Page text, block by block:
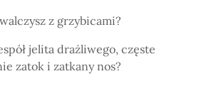
z grzybicami?
jelita drażliwego, częste
zatok i zatkany nos?